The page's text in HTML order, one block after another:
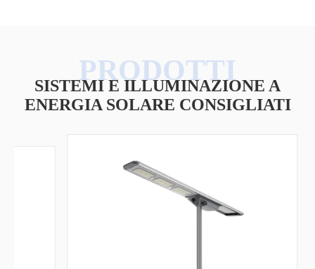
SISTEMI E ILLUMINAZIONE A
ENERGIA SOLARE CONSIGLIATI